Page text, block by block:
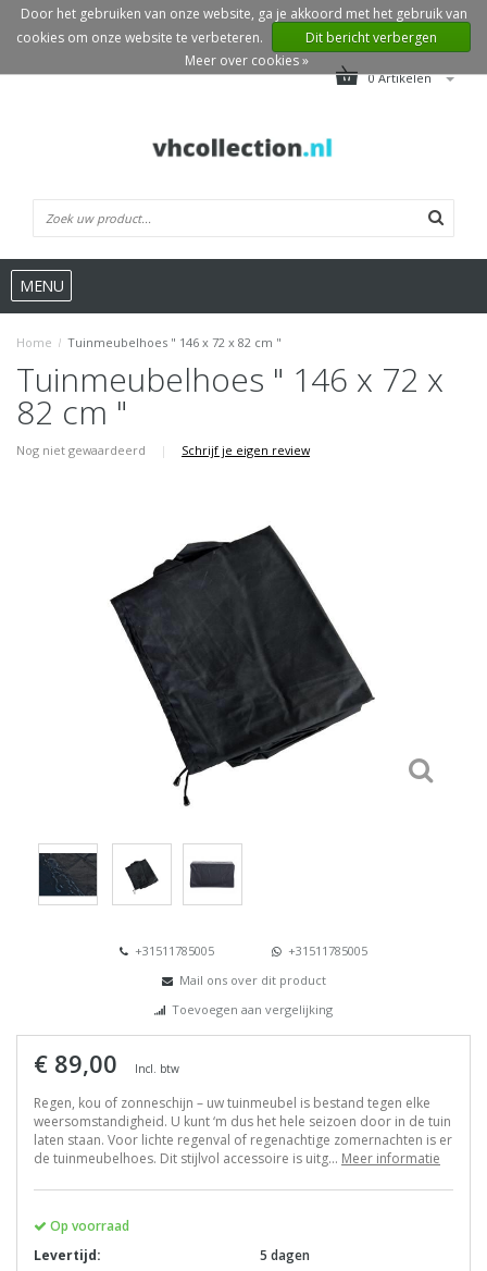
0 Artikelen
MENU
Home / Tuinmeubelhoes " 146 x 72 x 82 cm "
Tuinmeubelhoes " 146 x 72 x
82 cm "
Nog niet gewaardeerd | Schrijf je eigen review
+31511785005
+31511785005
Mail ons over dit product
Toevoegen aan vergelijking
€ 89,00 Incl. btw
Regen, kou of zonneschijn – uw tuinmeubel is bestand tegen elke
weersomstandigheid. U kunt ‘m dus het hele seizoen door in de tuin
laten staan. Voor lichte regenval of regenachtige zomernachten is er
de tuinmeubelhoes. Dit stijlvol accessoire is uitg... Meer informatie
Op voorraad
Levertijd:
5 dagen
Door het gebruiken van onze website, ga je akkoord met het gebruik van
cookies om onze website te verbeteren.
Dit bericht verbergen
Meer over cookies »